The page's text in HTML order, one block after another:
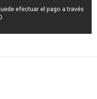
efectuar el pago a través